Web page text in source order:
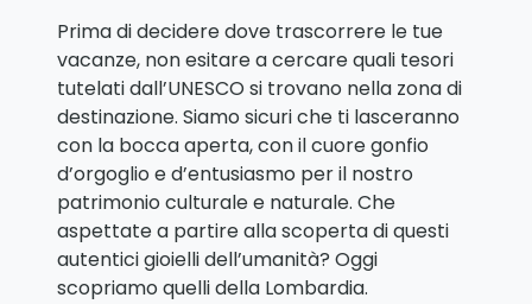
Prima di decidere dove trascorrere le tue
vacanze, non esitare a cercare quali tesori
tutelati dall’UNESCO si trovano nella zona di
destinazione. Siamo sicuri che ti lasceranno
con la bocca aperta, con il cuore gonfio
d’orgoglio e d’entusiasmo per il nostro
patrimonio culturale e naturale. Che
aspettate a partire alla scoperta di questi
autentici gioielli dell’umanità? Oggi
scopriamo quelli della Lombardia.